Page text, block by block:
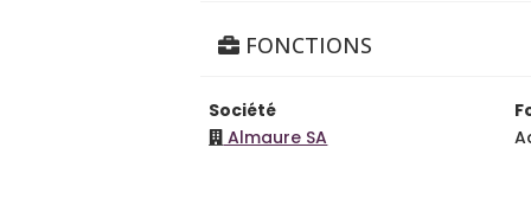
FONCTIONS
Société
Almaure SA